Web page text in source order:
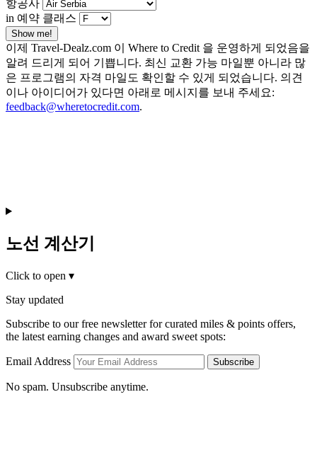
항공사
in 예약 클래스
Show me!
이제 Travel-Dealz.com 이 Where to Credit 을 운영하게 되었음을
알려 드리게 되어 기쁩니다. 최신 교환 가능 마일뿐 아니라 많
은 프로그램의 자격 마일도 확인할 수 있게 되었습니다. 의견
이나 아이디어가 있다면 아래로 메시지를 보내 주세요:
feedback@wheretocredit.com.
노선 계산기
Click to open ▾
Stay updated
Subscribe to our free newsletter for curated miles & points offers,
the latest earning changes and award sweet spots:
Email Address Subscribe
No spam. Unsubscribe anytime.